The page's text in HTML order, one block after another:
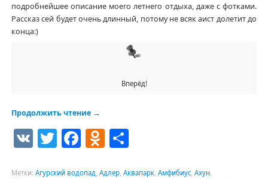
подробнейшее описание моего летнего отдыха, даже с фотками.
Рассказ сей будет очень длинный, потому не всяк аист долетит до
конца:)
Вперёд!
Продолжить чтение →
VKTwitter
Facebook
Odnoklassniki
Отправить
Метки: Агурский водопад, Адлер, Аквапарк, Амфибиус, Ахун,